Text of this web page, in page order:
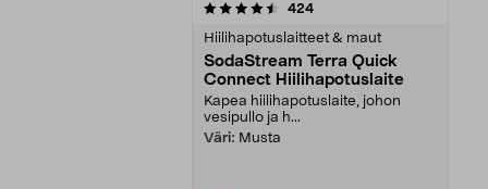
424arvostelut
Hiilihapotuslaitteet & maut
SodaStream Terra Quick
Connect Hiilihapotuslaite
Kapea hiilihapotuslaite, johon
vesipullo ja h...
Väri: Musta